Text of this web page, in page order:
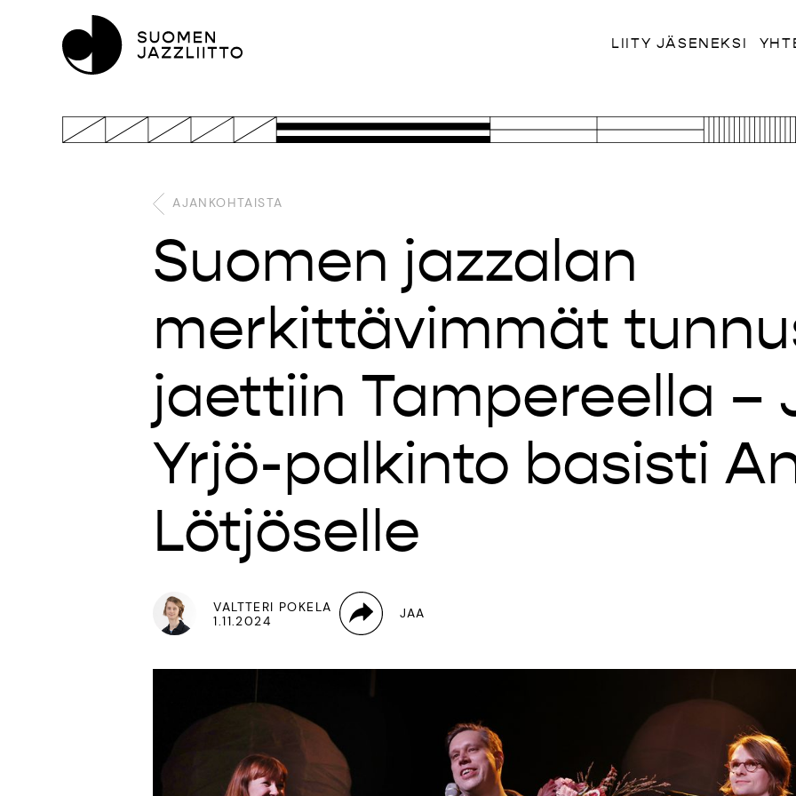
LIITY JÄSENEKSI
AJANKOHTAISTA
Suomen jazzalan
merkittävimmät
jaettiin Tampereella –
Yrjö-palkinto basisti
Lötjöselle
VALTTERI POKELA
1.11.2024